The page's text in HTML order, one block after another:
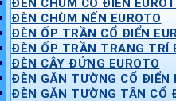
ĐÈN CHÙM CỔ ĐIỂN
ĐÈN CHÙM NẾN EUROTO
ĐÈN ỐP TRẦN CỔ ĐIỂN
ĐÈN ỐP TRẦN TRANG TRÍ
ĐÈN CÂY ĐỨNG EUROTO
ĐÈN GẮN TƯỜNG CỔ ĐIỂN
ĐÈN GẮN TƯỜNG TÂN CỔ